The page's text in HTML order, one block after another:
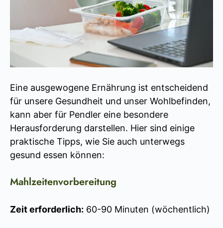
Eine ausgewogene Ernährung ist entscheidend
für unsere Gesundheit und unser Wohlbefinden,
kann aber für Pendler eine besondere
Herausforderung darstellen. Hier sind einige
praktische Tipps, wie Sie auch unterwegs
gesund essen können:
Mahlzeitenvorbereitung
Zeit erforderlich: 60-90 Minuten (wöchentlich)